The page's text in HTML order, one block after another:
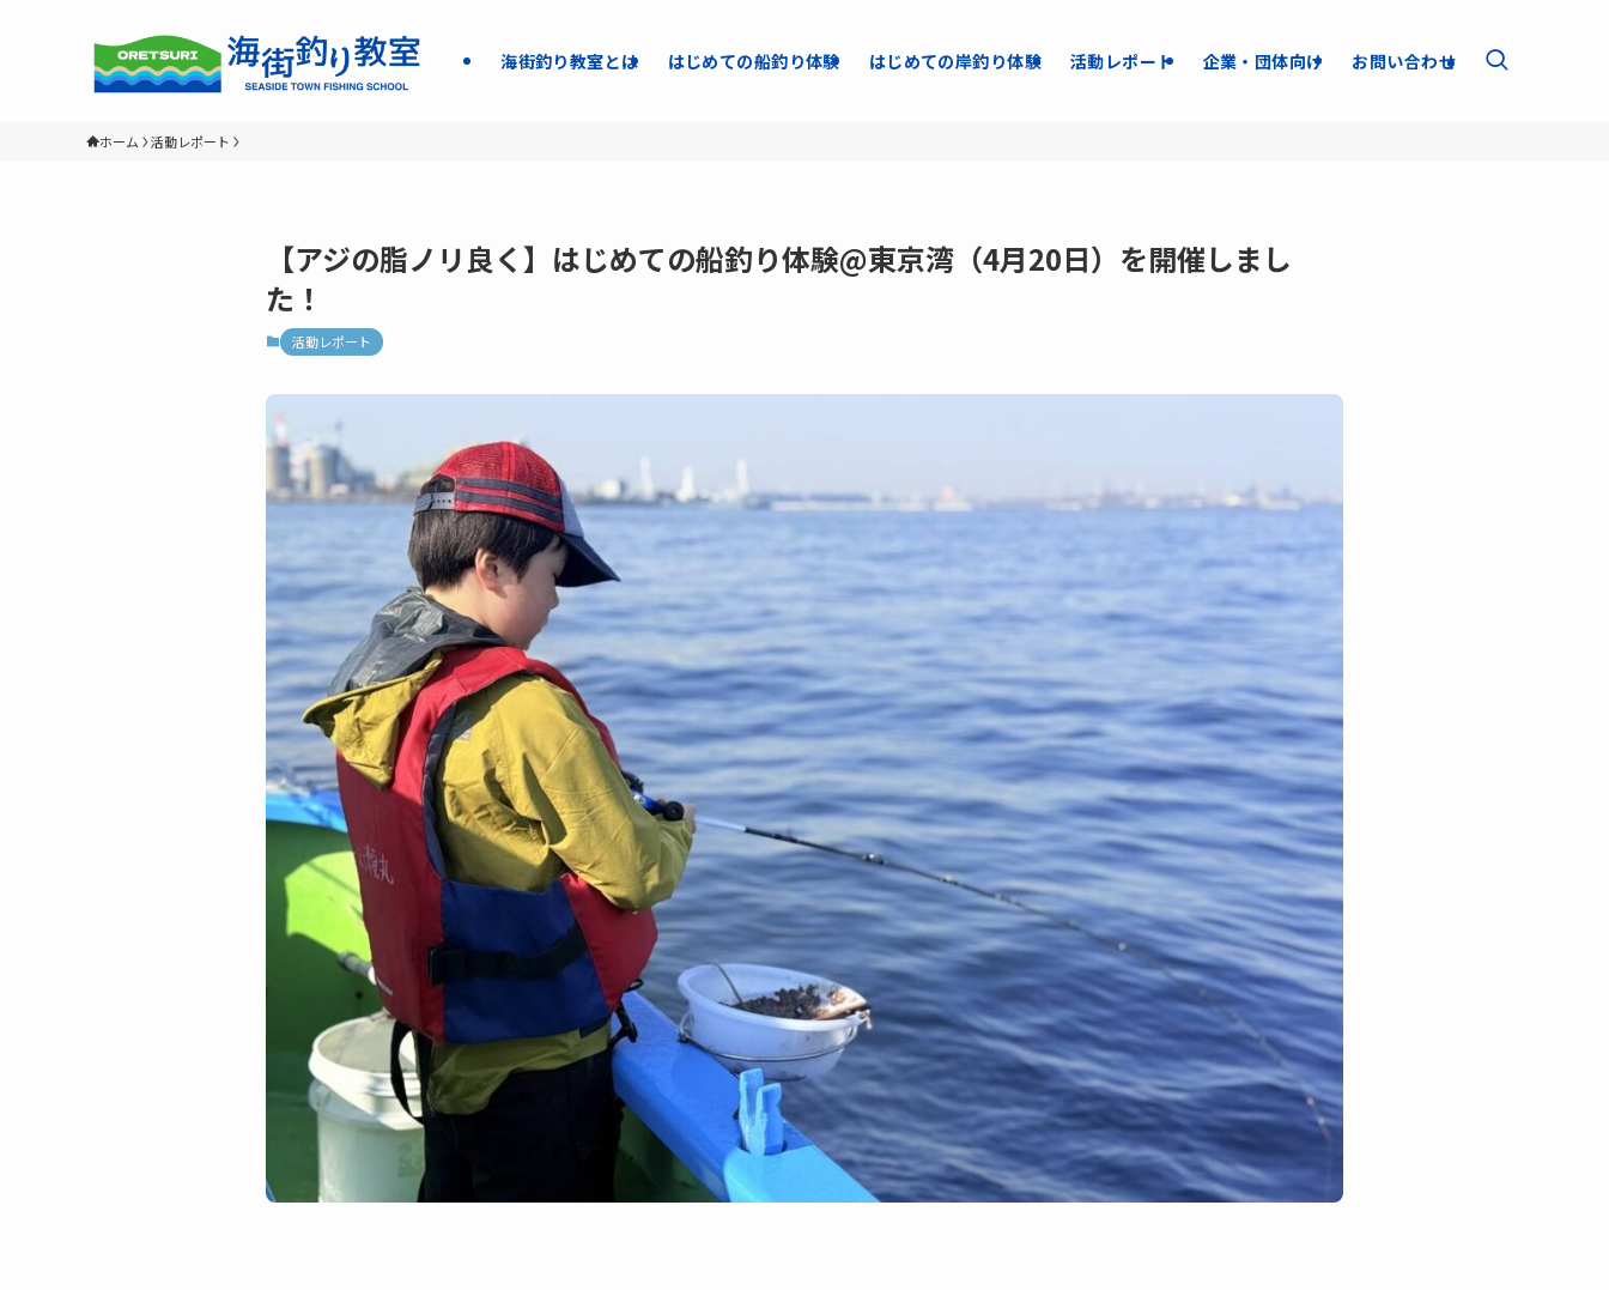
海街釣り教室とは はじめての船釣り体験 はじめての岸釣り体験 活動レポート 企業・団体向け お問い合わせ
ホーム 活動レポート
【アジの脂ノリ良く】はじめての船釣り体験@東京湾（4月20日）を開催しまし
た！
活動レポート